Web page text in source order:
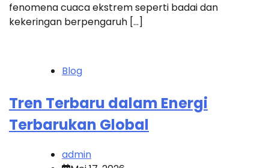
fenomena cuaca ekstrem seperti badai dan
kekeringan berpengaruh […]
Blog
Tren Terbaru dalam Energi
Terbarukan Global
admin